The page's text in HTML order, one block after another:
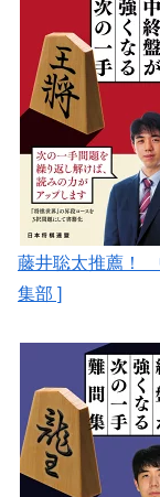
藤井聡太推薦！
集部 ]